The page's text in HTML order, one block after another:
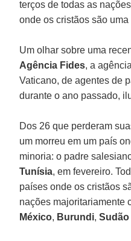
terços de todas as
onde os cristãos são uma
Um olhar sobre uma
Agência Fides, a
Vaticano, de agentes de
durante o ano passado,
Dos 26 que perderam
um morreu em um país
minoria: o padre
Tunísia, em fevereiro.
países onde os cristãos
nações majoritariamente
México, Burundi,